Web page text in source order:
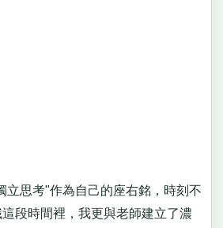
思考"作為自己的座右銘，時刻不
段時間裡，我更與老師建立了濃